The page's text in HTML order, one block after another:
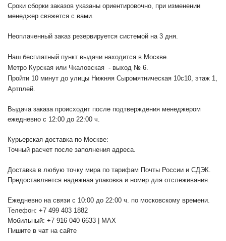
Сроки сборки заказов указаны ориентировочно, при изменении
менеджер свяжется с вами.
Неоплаченный заказ резервируется системой на 3 дня.
Наш бесплатный пункт выдачи находится в Москве.
Метро Курская или Чкаловская - выход № 6.
Пройти 10 минут до улицы Нижняя Сыромятническая 10с10, этаж 1,
Артплей.
Выдача заказа происходит после подтверждения менеджером
ежедневно с 12:00 до 22:00 ч.
Курьерская доставка по Москве:
Точный расчет после заполнения адреса.
Доставка в любую точку мира по тарифам Почты России и СДЭК.
Предоставляется надежная упаковка и номер для отслеживания.
Ежедневно на связи с 10:00 до 22:00 ч. по московскому времени.
Телефон: +7 499 403 1882
Мобильный: +7 916 040 6633 | MAX
Пишите в чат на сайте